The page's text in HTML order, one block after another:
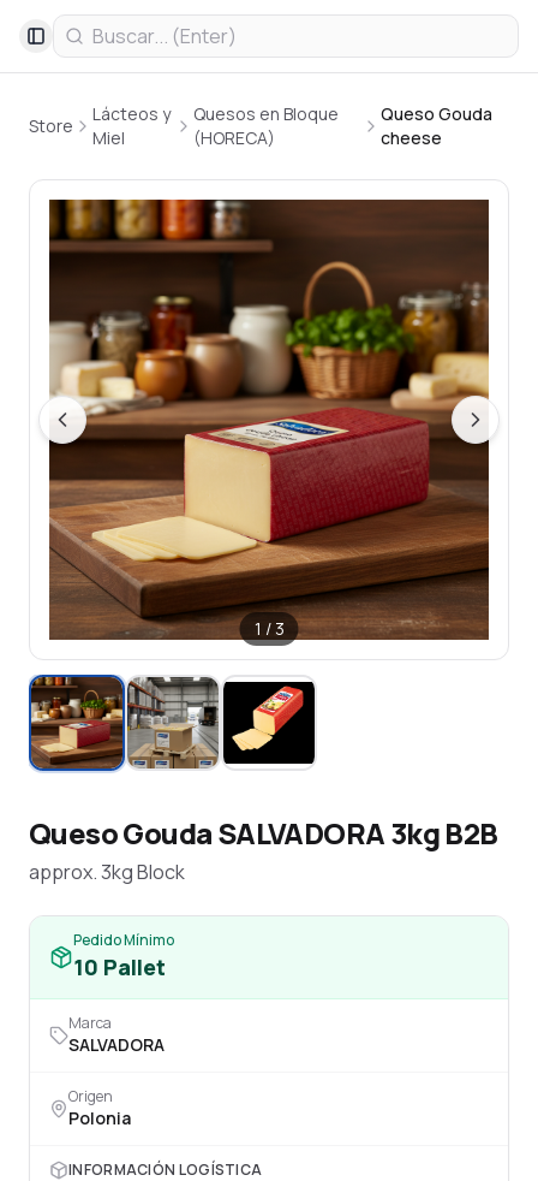
Toggle Sidebar
Store
Lácteos y
Miel
Quesos en Bloque
(HORECA)
Queso Gouda
cheese
1 / 3
Queso Gouda SALVADORA 3kg B2B
approx. 3kg Block
Pedido Mínimo
10 Pallet
Marca
SALVADORA
Origen
Polonia
INFORMACIÓN LOGÍSTICA